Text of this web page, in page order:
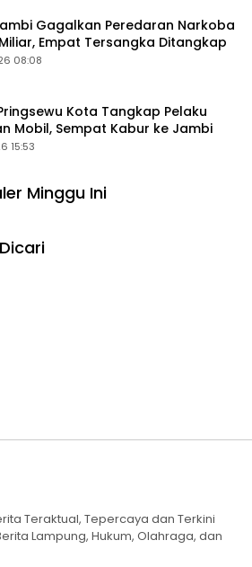
Gagalkan Peredaran Narkoba
Empat Tersangka Ditangkap
08:08
Kota Tangkap Pelaku
Mobil, Sempat Kabur ke Jambi
15:53
Minggu Ini
Teraktual, Tepercaya dan Terkini
Lampung, Hukum, Olahraga, dan